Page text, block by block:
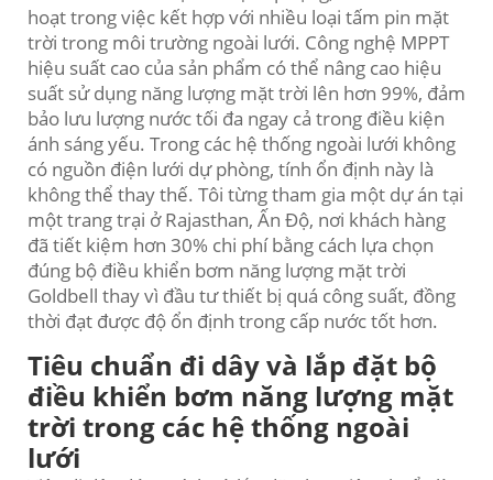
hoạt trong việc kết hợp với nhiều loại tấm pin mặt
trời trong môi trường ngoài lưới. Công nghệ MPPT
hiệu suất cao của sản phẩm có thể nâng cao hiệu
suất sử dụng năng lượng mặt trời lên hơn 99%, đảm
bảo lưu lượng nước tối đa ngay cả trong điều kiện
ánh sáng yếu. Trong các hệ thống ngoài lưới không
có nguồn điện lưới dự phòng, tính ổn định này là
không thể thay thế. Tôi từng tham gia một dự án tại
một trang trại ở Rajasthan, Ấn Độ, nơi khách hàng
đã tiết kiệm hơn 30% chi phí bằng cách lựa chọn
đúng bộ điều khiển bơm năng lượng mặt trời
Goldbell thay vì đầu tư thiết bị quá công suất, đồng
thời đạt được độ ổn định trong cấp nước tốt hơn.
Tiêu chuẩn đi dây và lắp đặt bộ
điều khiển bơm năng lượng mặt
trời trong các hệ thống ngoài
lưới